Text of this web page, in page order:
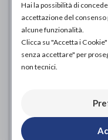
M7 Intelli IT
di
Hai la possibilità di
accettazione del
alcune funzionalità.
Clicca su "Accetta i
senza accettare" per
non tecnici.